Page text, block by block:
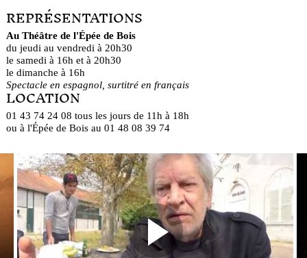
REPRÉSENTATIONS
Au Théâtre de l'Épée de Bois
du jeudi au vendredi à 20h30
le samedi à 16h et à 20h30
le dimanche à 16h
Spectacle en espagnol, surtitré en français
LOCATION
01 43 74 24 08 tous les jours de 11h à 18h
ou à l'Épée de Bois au 01 48 08 39 74